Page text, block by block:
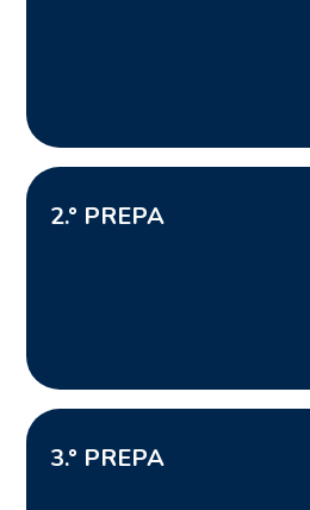
2.° PREPA
3.° PREPA